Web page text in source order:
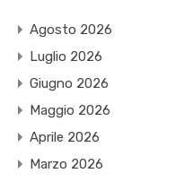
Agosto 2026
Luglio 2026
Giugno 2026
Maggio 2026
Aprile 2026
Marzo 2026